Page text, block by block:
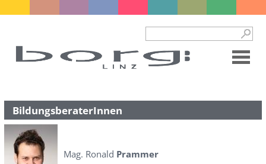
BildungsberaterInnen
Mag. Ronald Prammer